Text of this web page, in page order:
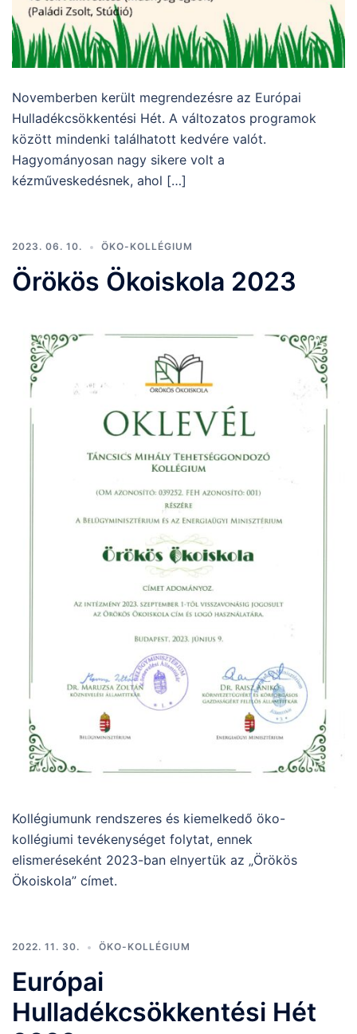
Novemberben került megrendezésre az Európai
Hulladékcsökkentési Hét. A változatos programok
között mindenki találhatott kedvére valót.
Hagyományosan nagy sikere volt a
kézműveskedésnek, ahol […]
2023. 06. 10. ÖKO-KOLLÉGIUM
Örökös Ökoiskola 2023
Kollégiumunk rendszeres és kiemelkedő öko-
kollégiumi tevékenységet folytat, ennek
elismeréseként 2023-ban elnyertük az „Örökös
Ökoiskola” címet.
2022. 11. 30. ÖKO-KOLLÉGIUM
Európai
Hulladékcsökkentési Hét